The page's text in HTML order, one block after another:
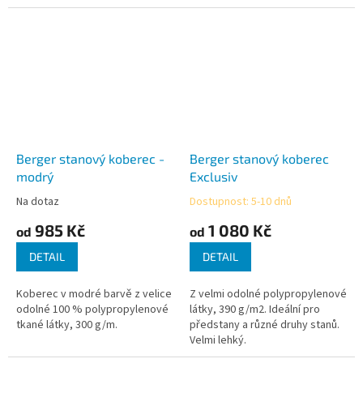
Berger stanový koberec -
modrý
Průměrné
produktu
5
hvězdiček.
Na dotaz
od 985 Kč
DETAIL
Koberec v modré barvě z velice
odolné 100 % polypropylenové
tkané látky, 300 g/m.
Berger stanový koberec
Exclusiv
Průměrné
produktu
5
hvězdiček.
Dostupnost: 5-10 dnů
od 1 080 Kč
DETAIL
Z velmi odolné polypropylenové
látky, 390 g/m2. Ideální pro
předstany a různé druhy stanů.
Velmi lehký.